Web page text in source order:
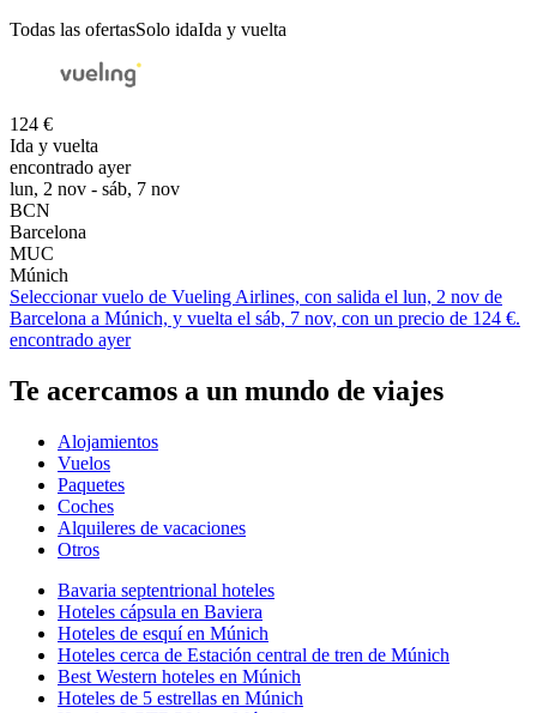
Todas las ofertasSolo idaIda y vuelta
124 €
Ida y vuelta
encontrado ayer
lun, 2 nov - sáb, 7 nov
BCN
Barcelona
MUC
Múnich
Seleccionar vuelo de Vueling Airlines, con salida el lun, 2 nov de
Barcelona a Múnich, y vuelta el sáb, 7 nov, con un precio de 124 €.
encontrado ayer
Te acercamos a un mundo de viajes
Alojamientos
Vuelos
Paquetes
Coches
Alquileres de vacaciones
Otros
Bavaria septentrional hoteles
Hoteles cápsula en Baviera
Hoteles de esquí en Múnich
Hoteles cerca de Estación central de tren de Múnich
Best Western hoteles en Múnich
Hoteles de 5 estrellas en Múnich